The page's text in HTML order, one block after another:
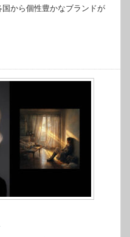
国から個性豊かなブランドが